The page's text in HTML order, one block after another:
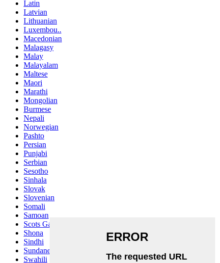
Latin
Latvian
Lithuanian
Luxembou..
Macedonian
Malagasy
Malay
Malayalam
Maltese
Maori
Marathi
Mongolian
Burmese
Nepali
Norwegian
Pashto
Persian
Punjabi
Serbian
Sesotho
Sinhala
Slovak
Slovenian
Somali
Samoan
Scots Gaelic
Shona
Sindhi
Sundanese
Swahili